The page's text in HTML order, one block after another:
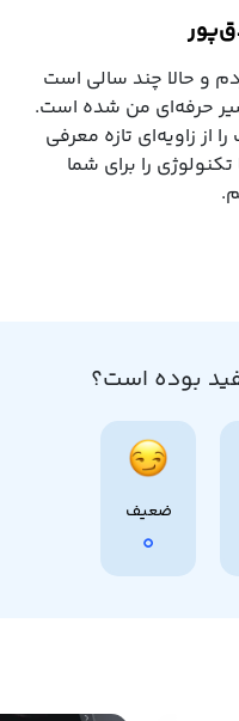
کردم و حالا چند سالی است
حرفه‌ای‌ من شده است.
از زاویه‌ای تازه معرفی
را برای شما
بوده است؟
ضعیف
0